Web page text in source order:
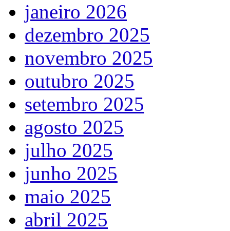
janeiro 2026
dezembro 2025
novembro 2025
outubro 2025
setembro 2025
agosto 2025
julho 2025
junho 2025
maio 2025
abril 2025